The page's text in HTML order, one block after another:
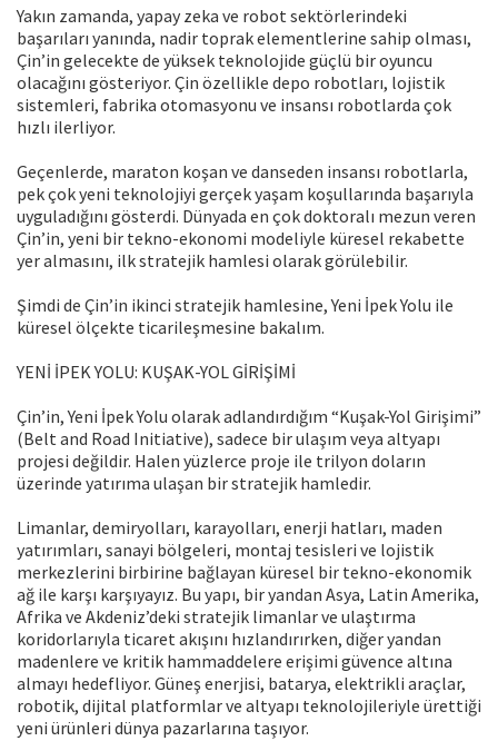
Yakın zamanda, yapay zeka ve robot sektörlerindeki
başarıları yanında, nadir toprak elementlerine sahip olması,
Çin’in gelecekte de yüksek teknolojide güçlü bir oyuncu
olacağını gösteriyor. Çin özellikle depo robotları, lojistik
sistemleri, fabrika otomasyonu ve insansı robotlarda çok
hızlı ilerliyor.
Geçenlerde, maraton koşan ve danseden insansı robotlarla,
pek çok yeni teknolojiyi gerçek yaşam koşullarında başarıyla
uyguladığını gösterdi. Dünyada en çok doktoralı mezun veren
Çin’in, yeni bir tekno-ekonomi modeliyle küresel rekabette
yer almasını, ilk stratejik hamlesi olarak görülebilir.
Şimdi de Çin’in ikinci stratejik hamlesine, Yeni İpek Yolu ile
küresel ölçekte ticarileşmesine bakalım.
YENİ İPEK YOLU: KUŞAK-YOL GİRİŞİMİ
Çin’in, Yeni İpek Yolu olarak adlandırdığım “Kuşak-Yol Girişimi”
(Belt and Road Initiative), sadece bir ulaşım veya altyapı
projesi değildir. Halen yüzlerce proje ile trilyon doların
üzerinde yatırıma ulaşan bir stratejik hamledir.
Limanlar, demiryolları, karayolları, enerji hatları, maden
yatırımları, sanayi bölgeleri, montaj tesisleri ve lojistik
merkezlerini birbirine bağlayan küresel bir tekno-ekonomik
ağ ile karşı karşıyayız. Bu yapı, bir yandan Asya, Latin Amerika,
Afrika ve Akdeniz’deki stratejik limanlar ve ulaştırma
koridorlarıyla ticaret akışını hızlandırırken, diğer yandan
madenlere ve kritik hammaddelere erişimi güvence altına
almayı hedefliyor. Güneş enerjisi, batarya, elektrikli araçlar,
robotik, dijital platformlar ve altyapı teknolojileriyle ürettiği
yeni ürünleri dünya pazarlarına taşıyor.